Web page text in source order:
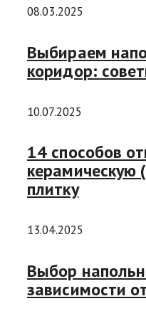
08.03.2025
Выбираем
коридор:
10.07.2025
14 способов
керамическую
плитку
13.04.2025
Выбор
зависимости